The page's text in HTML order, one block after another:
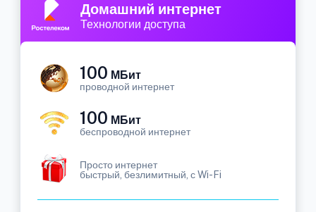
Домашний интернет
Технологии доступа
100 МБит
проводной интернет
100 МБит
беспроводной интернет
Просто интернет
быстрый, безлимитный, с Wi-Fi